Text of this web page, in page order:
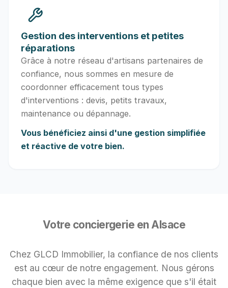
Gestion des interventions et petites
réparations
Grâce à notre réseau d'artisans partenaires de
confiance, nous sommes en mesure de
coordonner efficacement tous types
d'interventions : devis, petits travaux,
maintenance ou dépannage.
Vous bénéficiez ainsi d'une gestion simplifiée
et réactive de votre bien.
Votre conciergerie en Alsace
Chez GLCD Immobilier, la confiance de nos clients
est au cœur de notre engagement. Nous gérons
chaque bien avec la même exigence que s'il était